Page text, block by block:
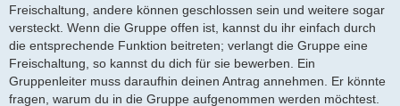
Freischaltung, andere können geschlossen sein und weitere sogar
versteckt. Wenn die Gruppe offen ist, kannst du ihr einfach durch
die entsprechende Funktion beitreten; verlangt die Gruppe eine
Freischaltung, so kannst du dich für sie bewerben. Ein
Gruppenleiter muss daraufhin deinen Antrag annehmen. Er könnte
fragen, warum du in die Gruppe aufgenommen werden möchtest.